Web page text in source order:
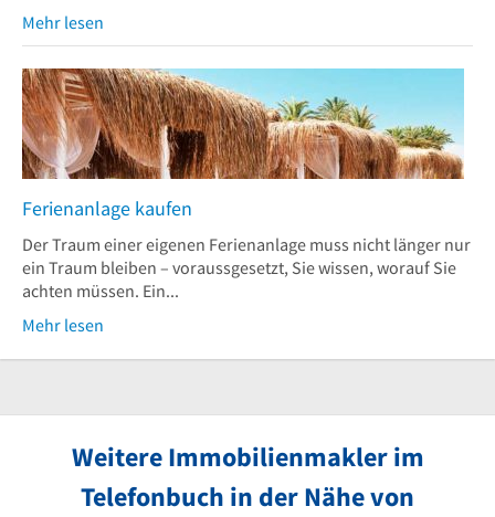
Mehr lesen
Ferienanlage kaufen
Der Traum einer eigenen Ferienanlage muss nicht länger nur
ein Traum bleiben – voraussgesetzt, Sie wissen, worauf Sie
achten müssen. Ein...
Mehr lesen
Weitere Immobilienmakler im
Telefonbuch in der Nähe von